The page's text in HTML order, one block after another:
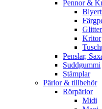
Pennor &
Kritor
Penslar,
Suddgummi
Stämplar
Pärlor & tillbehör
Rörpärlor
Midi